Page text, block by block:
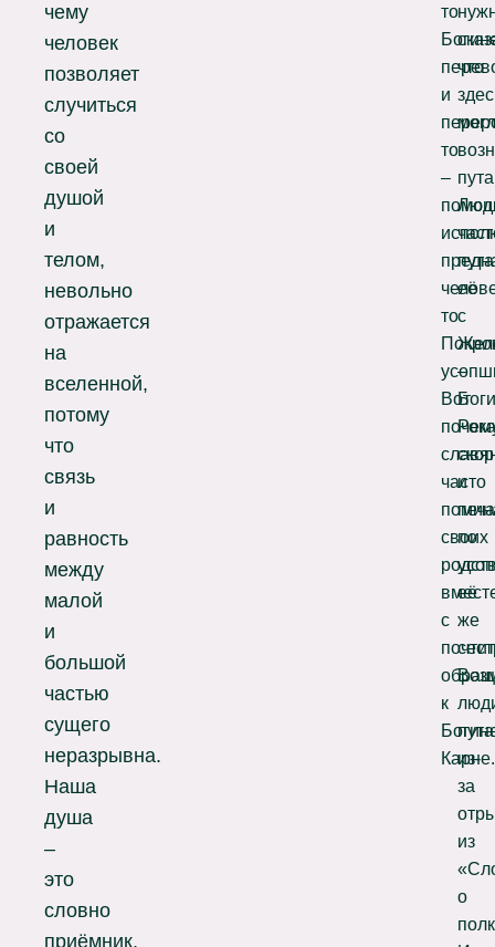
чему
человек
позволяет
случиться
со
своей
душой
и
телом,
невольно
отражается
на
вселенной,
потому
что
связь
и
равность
между
малой
и
большой
частью
сущего
неразрывна.
Наша
душа
–
это
словно
приёмник,
то
и
то
–
то
Вот
часто
своих
с
к
Карне.
что
её
с
–
и
по
её
же
из-
за
из
о